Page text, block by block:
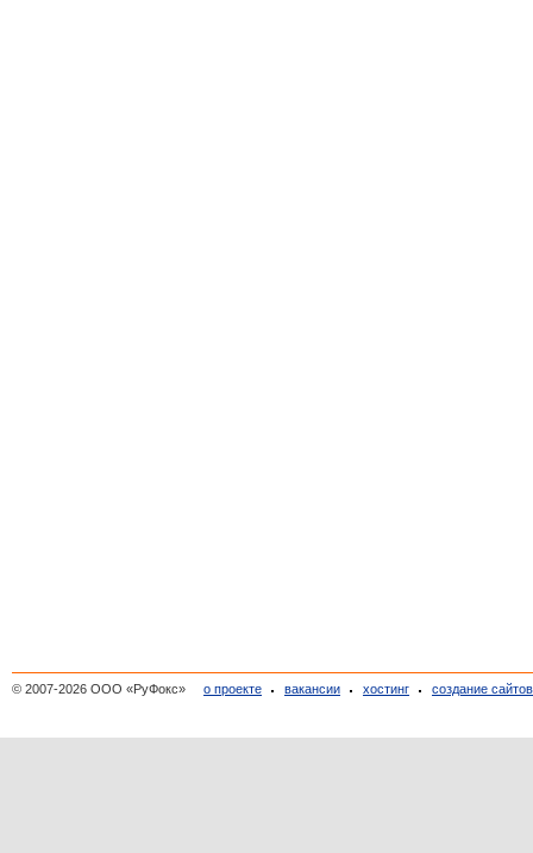
© 2007-2026 ООО «РуФокс» о проекте вакансии хостинг создание сайтов